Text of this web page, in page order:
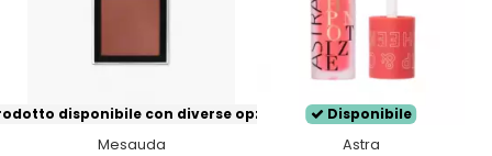
disponibile con diverse opzioni
Mesauda
Disponibile
Astra